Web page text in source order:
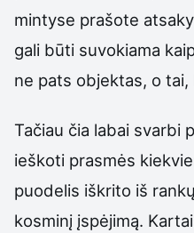
mintyse prašote
gali būti suvokiama
ne pats objektas, o tai,
Tačiau čia labai svarbi
ieškoti prasmės
puodelis iškrito iš
kosminį įspėjimą.